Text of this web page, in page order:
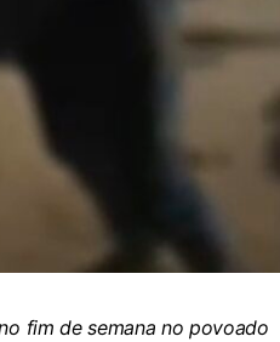
fim de semana no povoado